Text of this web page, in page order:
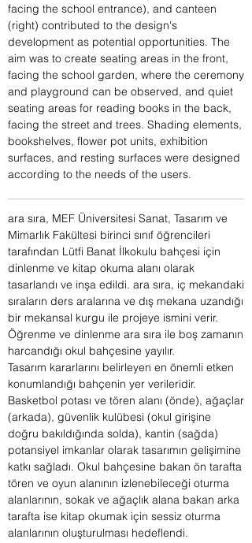
facing the school entrance), and canteen
(right) contributed to the design's
development as potential opportunities. The
aim was to create seating areas in the front,
facing the school garden, where the ceremony
and playground can be observed, and quiet
seating areas for reading books in the back,
facing the street and trees. Shading elements,
bookshelves, flower pot units, exhibition
surfaces, and resting surfaces were designed
according to the needs of the users.
ara sıra, MEF Üniversitesi Sanat, Tasarım ve
Mimarlık Fakültesi birinci sınıf öğrencileri
tarafından Lütfi Banat İlkokulu bahçesi için
dinlenme ve kitap okuma alanı olarak
tasarlandı ve inşa edildi. ara sıra, iç mekandaki
sıraların ders aralarına ve dış mekana uzandığı
bir mekansal kurgu ile projeye ismini verir.
Öğrenme ve dinlenme ara sıra ile boş zamanın
harcandığı okul bahçesine yayılır.
Tasarım kararlarını belirleyen en önemli etken
konumlandığı bahçenin yer verileridir.
Basketbol potası ve tören alanı (önde), ağaçlar
(arkada), güvenlik kulübesi (okul girişine
doğru bakıldığında solda), kantin (sağda)
potansiyel imkanlar olarak tasarımın gelişimine
katkı sağladı. Okul bahçesine bakan ön tarafta
tören ve oyun alanının izlenebileceği oturma
alanlarının, sokak ve ağaçlık alana bakan arka
tarafta ise kitap okumak için sessiz oturma
alanlarının oluşturulması hedeflendi.